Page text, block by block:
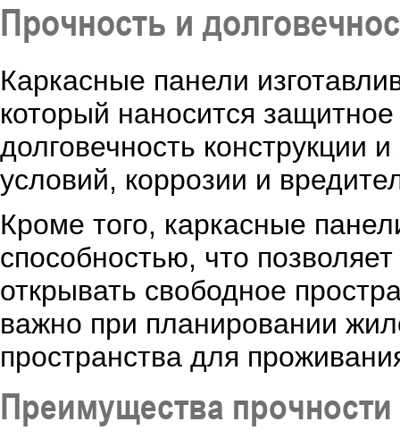
Прочность и
Каркасные панели
который наносится
долговечность конструкции
условий, коррозии и
Кроме того, каркасные
способностью, что
открывать свободное
важно при планировании
пространства для
Преимущества